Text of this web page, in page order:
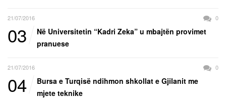
21/07/2016 0
03
Në Universitetin “Kadri Zeka” u mbajtën provimet
pranuese
21/07/2016 0
04
Bursa e Turqisë ndihmon shkollat e Gjilanit me
mjete teknike